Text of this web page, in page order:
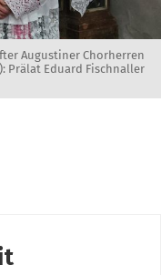
Augustiner Chorherren
Prälat Eduard Fischnaller